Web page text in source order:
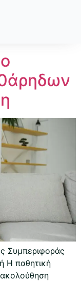
Συμπεριφοράς
Η παθητική